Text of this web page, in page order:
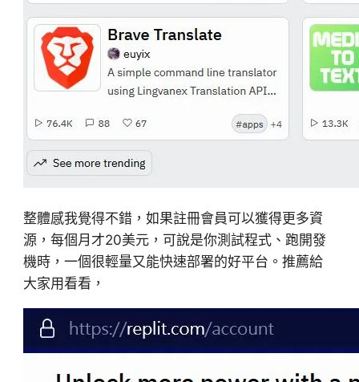
整體感我覺得不錯，如果註冊會員可以獲得更多資
源，每個月才20美元，可說是你測試程式、跑開發
機時，一個很輕量又能快速部署的好平台。推薦給
大家用看看，